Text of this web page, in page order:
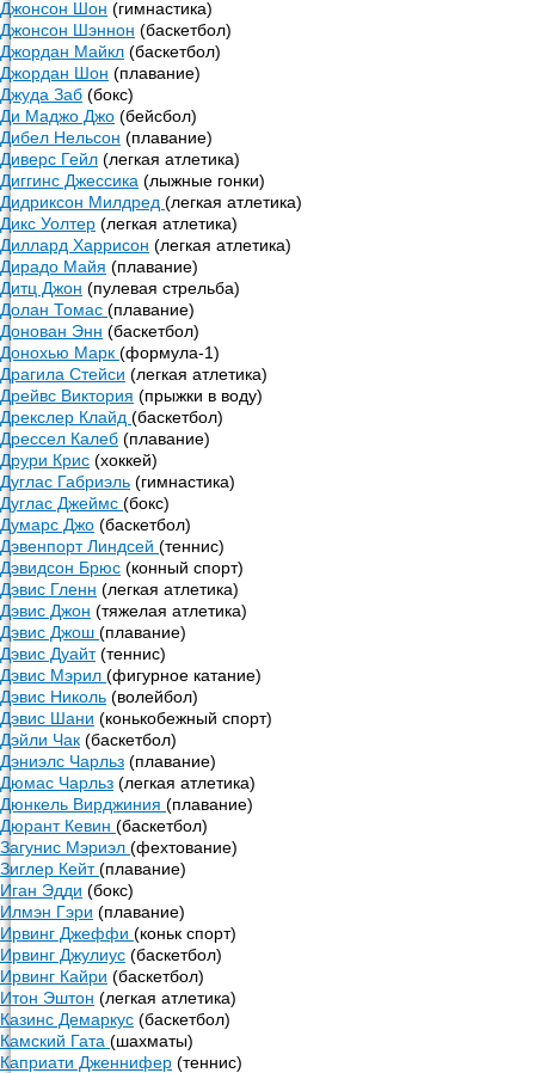
Джонсон Шон (гимнастика)
Джонсон Шэннон (баскетбол)
Джордан Майкл (баскетбол)
Джордан Шон (плавание)
Джуда Заб (бокс)
Ди Маджо Джо (бейсбол)
Дибел Нельсон (плавание)
Диверс Гейл (легкая атлетика)
Диггинс Джессика (лыжные гонки)
Дидриксон Милдред (легкая атлетика)
Дикс Уолтер (легкая атлетика)
Диллард Харрисон (легкая атлетика)
Дирадо Майя (плавание)
Дитц Джон (пулевая стрельба)
Долан Томас (плавание)
Донован Энн (баскетбол)
Донохью Марк (формула-1)
Драгила Стейси (легкая атлетика)
Дрейвс Виктория (прыжки в воду)
Дрекслер Клайд (баскетбол)
Дрессел Калеб (плавание)
Друри Крис (хоккей)
Дуглас Габриэль (гимнастика)
Дуглас Джеймс (бокс)
Думарс Джо (баскетбол)
Дэвенпорт Линдсей (теннис)
Дэвидсон Брюс (конный спорт)
Дэвис Гленн (легкая атлетика)
Дэвис Джон (тяжелая атлетика)
Дэвис Джош (плавание)
Дэвис Дуайт(теннис)
Дэвис Мэрил (фигурное катание)
Дэвис Николь (волейбол)
Дэвис Шани (конькобежный спорт)
Дэйли Чак (баскетбол)
Дэниэлс Чарльз (плавание)
Дюмас Чарльз (легкая атлетика)
Дюнкель Вирджиния (плавание)
Дюрант Кевин (баскетбол)
Загунис Мэриэл (фехтование)
Зиглер Кейт(плавание)
Иган Эдди (бокс)
Илмэн Гэри (плавание)
Ирвинг Джеффи (коньк спорт)
Ирвинг Джулиус (баскетбол)
Ирвинг Кайри (баскетбол)
Итон Эштон (легкая атлетика)
Казинс Демаркус (баскетбол)
Камский Гата (шахматы)
Каприати Дженнифер (теннис)